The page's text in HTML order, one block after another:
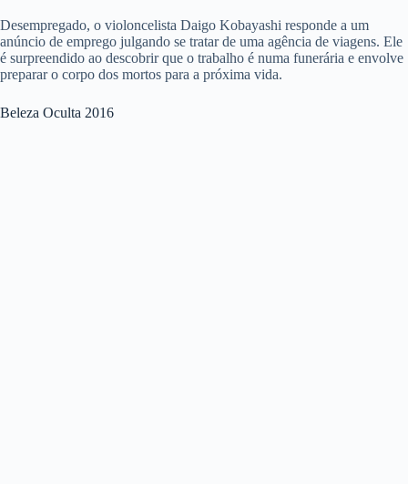
Desempregado, o violoncelista Daigo Kobayashi responde a um
anúncio de emprego julgando se tratar de uma agência de viagens. Ele
é surpreendido ao descobrir que o trabalho é numa funerária e envolve
preparar o corpo dos mortos para a próxima vida.
Beleza Oculta 2016